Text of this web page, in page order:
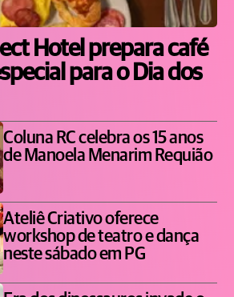
Hotel prepara café
para o Dia dos
Coluna RC celebra os 15 anos
de Manoela Menarim Requião
Ateliê Criativo oferece
workshop de teatro e dança
neste sábado em PG